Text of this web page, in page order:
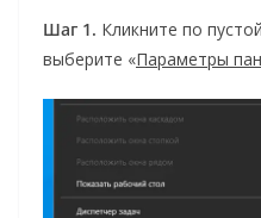
Шаг 1. Кликните по
выберите «Параметры